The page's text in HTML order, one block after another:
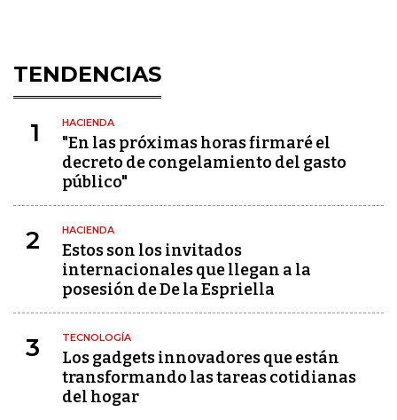
TENDENCIAS
1 HACIENDA
"En las próximas horas firmaré el
decreto de congelamiento del gasto
público"
2 HACIENDA
Estos son los invitados
internacionales que llegan a la
posesión de De la Espriella
3 TECNOLOGÍA
Los gadgets innovadores que están
transformando las tareas cotidianas
del hogar